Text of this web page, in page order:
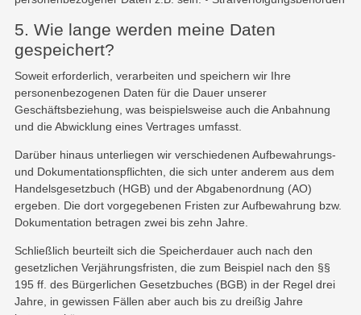
5. Wie lange werden meine Daten
gespeichert?
Soweit erforderlich, verarbeiten und speichern wir Ihre
personenbezogenen Daten für die Dauer unserer
Geschäftsbeziehung, was beispielsweise auch die Anbahnung
und die Abwicklung eines Vertrages umfasst.
Darüber hinaus unterliegen wir verschiedenen Aufbewahrungs-
und Dokumentationspflichten, die sich unter anderem aus dem
Handelsgesetzbuch (HGB) und der Abgabenordnung (AO)
ergeben. Die dort vorgegebenen Fristen zur Aufbewahrung bzw.
Dokumentation betragen zwei bis zehn Jahre.
Schließlich beurteilt sich die Speicherdauer auch nach den
gesetzlichen Verjährungsfristen, die zum Beispiel nach den §§
195 ff. des Bürgerlichen Gesetzbuches (BGB) in der Regel drei
Jahre, in gewissen Fällen aber auch bis zu dreißig Jahre